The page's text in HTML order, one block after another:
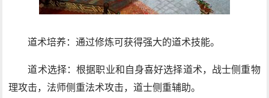
道术培养：通过修炼可获得强大的道术技能。
道术选择：根据职业和自身喜好选择道术，战士侧重物
理攻击，法师侧重法术攻击，道士侧重辅助。